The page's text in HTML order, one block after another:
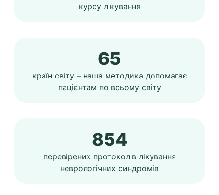
курсу лікування
65
країн світу – наша методика допомагає
пацієнтам по всьому світу
854
перевірених протоколів лікування
неврологічних синдромів